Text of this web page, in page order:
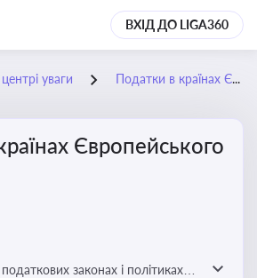
ВХІД ДО LIGA360
уваги Податки в країнах Європейського Союзу
Європейського
законах і політиках